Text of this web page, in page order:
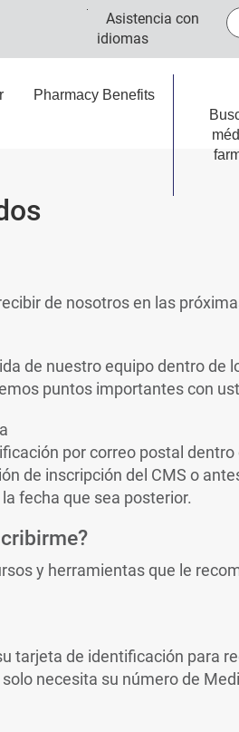
Asistencia con
idiomas
Pharmacy Benefits
de nosotros en las
de nuestro equipo dentro de
puntos importantes con
por correo postal
de inscripción del CMS o
fecha que sea posterior.
y herramientas que le
tarjeta de identificación para
necesita su número de